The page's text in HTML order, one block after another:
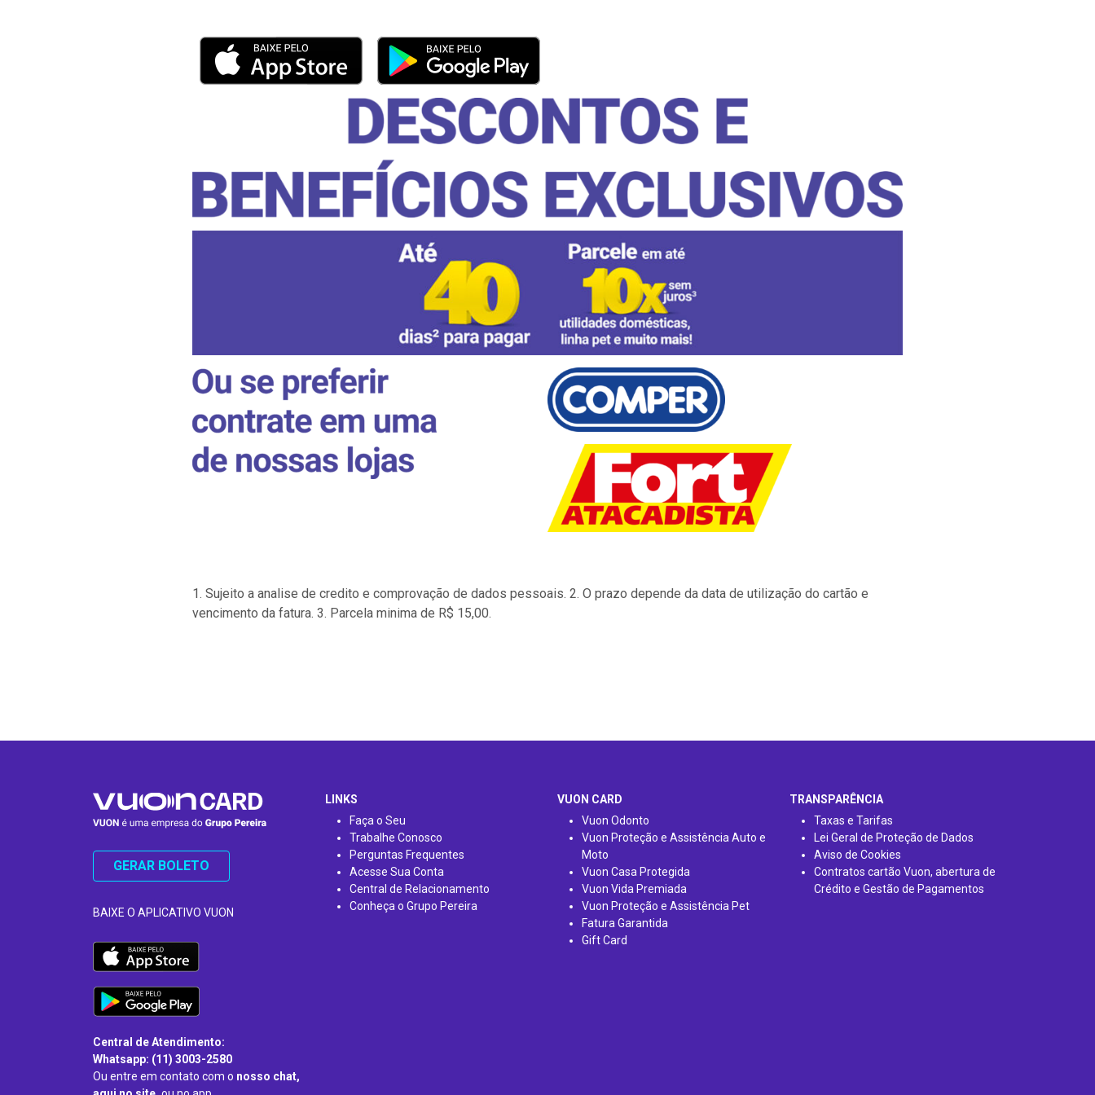
1. Sujeito a analise de credito e comprovação de dados pessoais. 2. O prazo depende da data de utilização do cartão e
vencimento da fatura. 3. Parcela minima de R$ 15,00.
GERAR BOLETO
BAIXE O APLICATIVO VUON
Central de Atendimento:
Whatsapp: (11) 3003-2580
Ou entre em contato com o nosso chat,
LINKS
Faça o Seu
Trabalhe Conosco
Perguntas Frequentes
Acesse Sua Conta
Central de Relacionamento
Conheça o Grupo Pereira
VUON CARD
Vuon Odonto
Vuon Proteção e Assistência Auto e
Moto
Vuon Casa Protegida
Vuon Vida Premiada
Vuon Proteção e Assistência Pet
Fatura Garantida
Gift Card
TRANSPARÊNCIA
Taxas e Tarifas
Lei Geral de Proteção de Dados
Aviso de Cookies
Contratos cartão Vuon, abertura de
Crédito e Gestão de Pagamentos